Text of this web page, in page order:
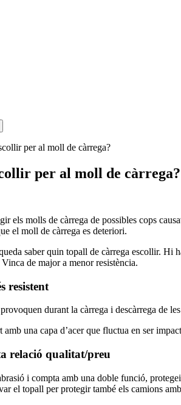
per al moll de càrrega?
per al moll de càrrega?
els molls de càrrega de possibles cops
el moll de càrrega es deteriori.
saber quin topall de càrrega escollir.
de major a menor resistència.
resistent
durant la càrrega i descàrrega de
una capa d’acer que fluctua en ser
relació qualitat/preu
i compta amb una doble funció,
el topall per protegir també els camions